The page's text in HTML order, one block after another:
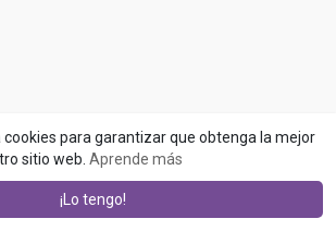
cookies para garantizar que obtenga la mejor
sitio web. Aprende más
¡Lo tengo!